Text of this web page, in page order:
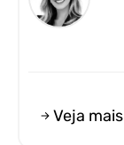
Veja mais